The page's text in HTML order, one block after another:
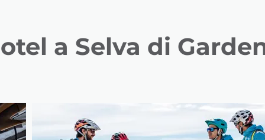
a Selva di